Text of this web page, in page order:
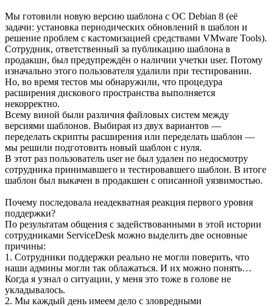
Мы готовили новую версию шаблона с ОС Debian 8 (её
задачи: установка периодических обновлений в шаблон и
решение проблем с кастомизацией средствами VMware Tools).
Сотрудник, ответственный за публикацию шаблона в
продакшн, был предупреждён о наличии учетки user. Потому
изначально этого пользователя удалили при тестировании.
Но, во время тестов мы обнаружили, что процедура
расширения дискового пространства выполняется
некорректно.
Всему виной были различия файловых систем между
версиями шаблонов. Выбирая из двух вариантов —
переделать скрипты расширения или переделать шаблон —
мы решили подготовить новый шаблон с нуля.
В этот раз пользователь user не был удален по недосмотру
сотрудника принимавшего и тестировавшего шаблон. В итоге
шаблон был выкачен в продакшен с описанной уязвимостью.
Почему последовала неадекватная реакция первого уровня
поддержки?
По результатам общения с задействованными в этой истории
сотрудниками ServiceDesk можно выделить две основные
причины:
1. Сотрудники поддержки реально не могли поверить, что
наши админы могли так облажаться. И их можно понять…
Когда я узнал о ситуации, у меня это тоже в голове не
укладывалось.
2. Мы каждый день имеем дело с зловредными